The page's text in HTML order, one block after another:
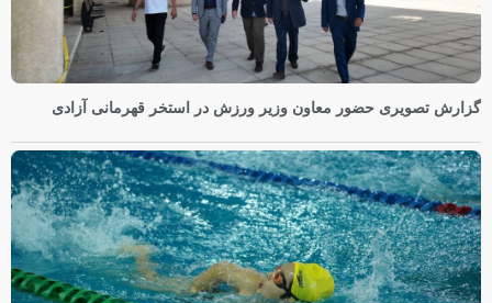
گزارش تصویری حضور معاون وزیر ورزش در استخر قهرمانی آزادی